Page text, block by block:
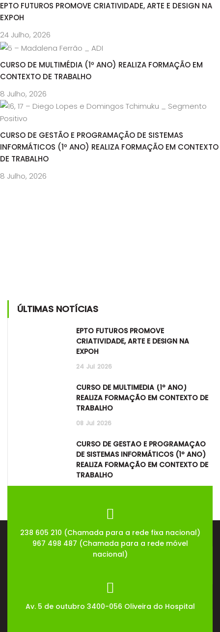
EPTO FUTUROS PROMOVE CRIATIVIDADE, ARTE E DESIGN NA
EXPOH
24 Julho, 2026
CURSO DE MULTIMÉDIA (1º ANO) REALIZA FORMAÇÃO EM
CONTEXTO DE TRABALHO
8 Julho, 2026
CURSO DE GESTÃO E PROGRAMAÇÃO DE SISTEMAS
INFORMÁTICOS (1º ANO) REALIZA FORMAÇÃO EM CONTEXTO
DE TRABALHO
8 Julho, 2026
ÚLTIMAS NOTÍCIAS
EPTO FUTUROS PROMOVE
CRIATIVIDADE, ARTE E DESIGN NA
EXPOH
24 Jul 2026
CURSO DE MULTIMÉDIA (1º ANO)
REALIZA FORMAÇÃO EM CONTEXTO DE
TRABALHO
08 Jul 2026
CURSO DE GESTÃO E PROGRAMAÇÃO
DE SISTEMAS INFORMÁTICOS (1º ANO)
REALIZA FORMAÇÃO EM CONTEXTO DE
TRABALHO
238 605 210 (Chamada para a rede fixa nacional)
967 498 487 (Chamada para a rede móvel
nacional)
Av. 5 de outubro 3400-056 Oliveira do Hospital